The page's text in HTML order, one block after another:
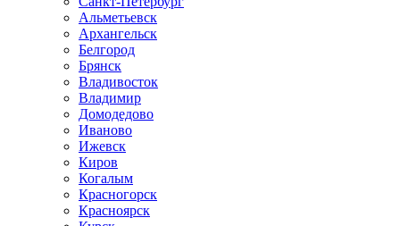
Альметьевск
Архангельск
Белгород
Брянск
Владивосток
Владимир
Домодедово
Иваново
Ижевск
Киров
Когалым
Красногорск
Красноярск